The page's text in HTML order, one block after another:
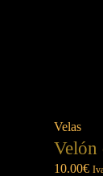
Velas
Velón
10.00€